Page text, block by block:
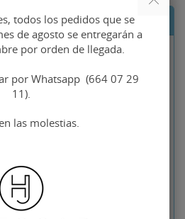
Gemelos
personalizados
contorno que quiera
102,85 €
No seleccionado
todos los pedidos que se
de agosto se entregarán a
por orden de llegada.
por Whatsapp (664 07 29
11).
las molestias.